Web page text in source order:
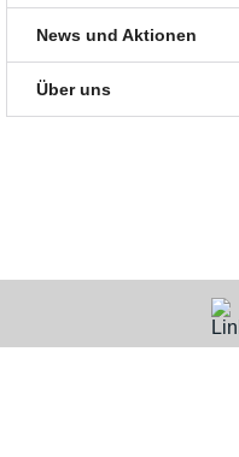
News und Aktionen
Über uns